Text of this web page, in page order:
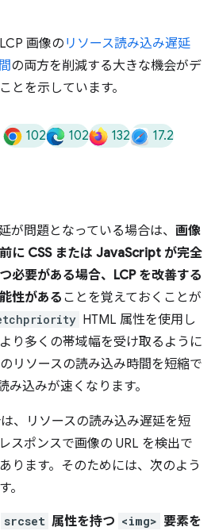
画像の リソース読み込み遅延
の両方を削減する大きな機会がデ
とを示しています。
102 102 132 17.2
が問題となっている場合は、 画像
に CSS または JavaScript が完全
必要がある場合、LCP を改善する
性がある ことを覚えておくことが
HTML 属性を使用し
り多くの帯域幅を受け取るように
リソースの読み込み時間を短縮で
み込みが速くなります。
、リソースの読み込み遅延を短
スポンスで画像の URL を検出で
ります。そのためには、次のよう
。
srcset 属性を持つ <img> 要素を